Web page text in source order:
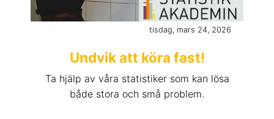
tisdag, mars 24, 2026
Undvik att köra fast!
Ta hjälp av våra statistiker som kan lösa
både stora och små problem.